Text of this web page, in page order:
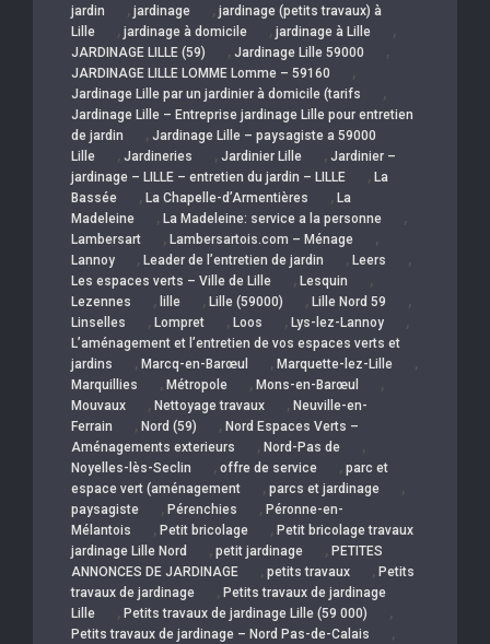
jardin , jardinage , jardinage (petits travaux) à
Lille
, jardinage à domicile , jardinage à Lille ,
JARDINAGE LILLE (59) , Jardinage Lille 59000 ,
JARDINAGE LILLE LOMME Lomme – 59160 ,
Jardinage Lille par un jardinier à domicile (tarifs ,
Jardinage Lille – Entreprise jardinage Lille pour entretien
de jardin
, Jardinage Lille – paysagiste a 59000
Lille
, Jardineries , Jardinier Lille , Jardinier –
jardinage – LILLE – entretien du jardin – LILLE
, La
Bassée
, La Chapelle-d’Armentières , La
Madeleine
, La Madeleine: service a la personne ,
Lambersart , Lambersartois.com – Ménage ,
Lannoy , Leader de l’entretien de jardin , Leers ,
Les espaces verts – Ville de Lille , Lesquin ,
Lezennes , lille , Lille (59000) , Lille Nord 59 ,
Linselles , Lompret , Loos , Lys-lez-Lannoy ,
L’aménagement et l’entretien de vos espaces verts et
jardins
, Marcq-en-Barœul , Marquette-lez-Lille ,
Marquillies , Métropole , Mons-en-Barœul ,
Mouvaux , Nettoyage travaux , Neuville-en-
Ferrain
, Nord (59) , Nord Espaces Verts –
Aménagements exterieurs
, Nord-Pas de ,
Noyelles-lès-Seclin , offre de service , parc et
espace vert (aménagement
, parcs et jardinage ,
paysagiste , Pérenchies , Péronne-en-
Mélantois
, Petit bricolage , Petit bricolage travaux
jardinage Lille Nord
, petit jardinage , PETITES
ANNONCES DE JARDINAGE
, petits travaux , Petits
travaux de jardinage
, Petits travaux de jardinage
Lille
, Petits travaux de jardinage Lille (59 000) ,
Petits travaux de jardinage – Nord Pas-de-Calais ,